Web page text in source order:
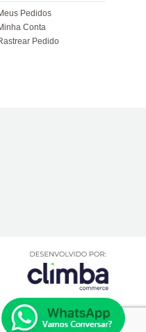
Pedidos
Conta
Pedido